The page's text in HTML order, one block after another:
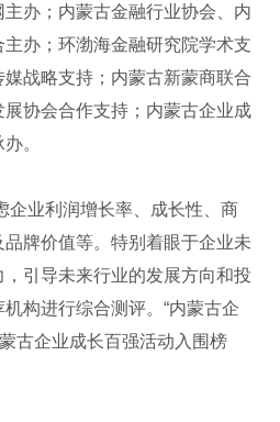
办；内蒙古金融行业协会、内
办；环渤海金融研究院学术支
战略支持；内蒙古新蒙商联合
协会合作支持；内蒙古企业成
。
企业利润增长率、成长性、商
牌价值等。特别着眼于企业未
引导未来行业的发展方向和投
构进行综合测评。“内蒙古企
古企业成长百强活动入围榜